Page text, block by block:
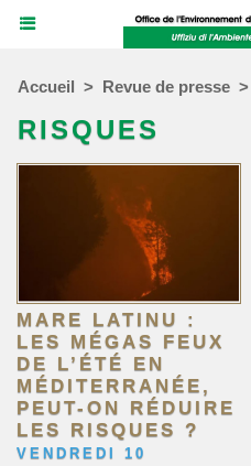
Accueil > Revue de presse >
RISQUES
MARE LATINU :
LES MÉGAS FEUX
DE L’ÉTÉ EN
MÉDITERRANÉE,
PEUT-ON RÉDUIRE
LES RISQUES ?
VENDREDI 10